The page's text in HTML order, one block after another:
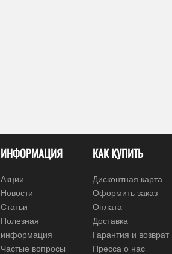
ИНФОРМАЦИЯ
Акции
Новости
Статьи
Полезная
информация
Частые вопросы
КАК КУПИТЬ
Дисконтная карта
Оформить заказ
Оплата
Доставка
Гарантия и возврат
Пресса о нас